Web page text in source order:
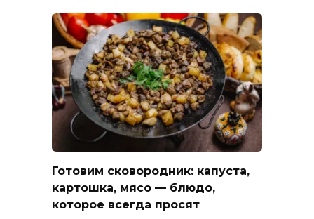
Готовим сковородник: капуста,
картошка, мясо — блюдо,
которое всегда просят